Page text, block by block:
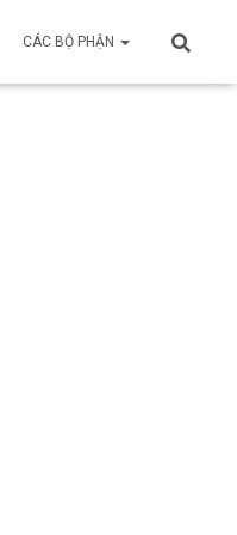
CÁC BỘ PHẬN